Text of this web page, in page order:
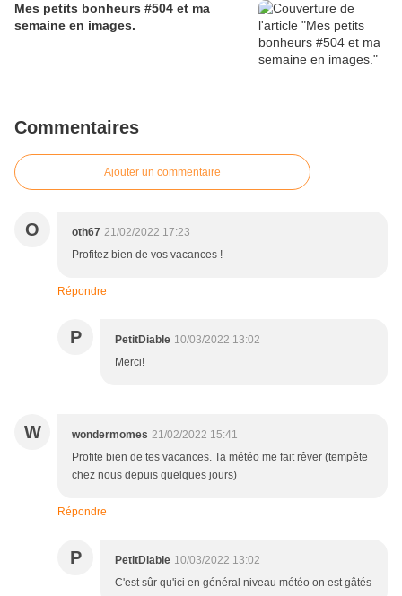
Mes petits bonheurs #504 et ma
semaine en images.
Commentaires
Ajouter un commentaire
O oth67 21/02/2022 17:23
Profitez bien de vos vacances !
Répondre
P PetitDiable 10/03/2022 13:02
Merci!
W wondermomes 21/02/2022 15:41
Profite bien de tes vacances. Ta météo me fait rêver (tempête
chez nous depuis quelques jours)
Répondre
P PetitDiable 10/03/2022 13:02
C'est sûr qu'ici en général niveau météo on est gâtés